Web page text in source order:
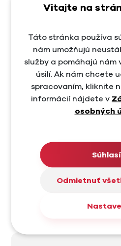
Tvorba technickej
Návrh štruktúry
Tvorba obsahu pre
Webdizajn pre e-
Testovanie
Vitajte na
Táto stránka používa
nám umožňujú
služby a pomáhajú nám
úsilí. Ak nám chcete
spracovaním, kliknite
informácií nájdete v
osobných
Odmietnuť